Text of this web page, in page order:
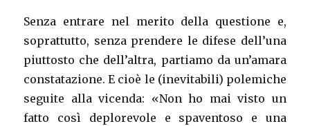
Senza entrare nel merito della questione e,
soprattutto, senza prendere le difese dell’una
piuttosto che dell’altra, partiamo da un’amara
constatazione. E cioè le (inevitabili) polemiche
seguite alla vicenda: «Non ho mai visto un
fatto così deplorevole e spaventoso e una